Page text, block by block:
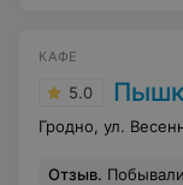
КАФЕ
5.0
Гродно, ул.
Отзыв. Побывали в новом кафе "Пышки" 19 марта 2025г. Понравился